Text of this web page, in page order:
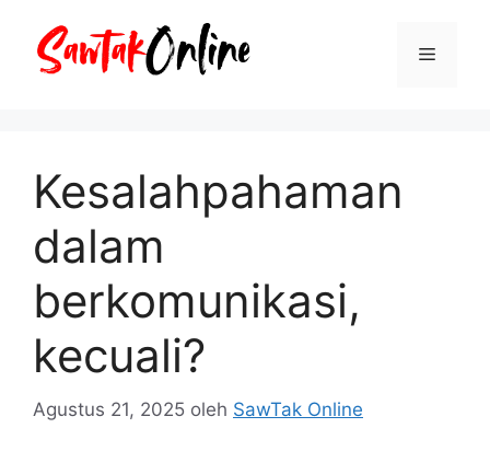
Menu
Kesalahpahaman
dalam
berkomunikasi,
kecuali?
Agustus 21, 2025 oleh SawTak Online